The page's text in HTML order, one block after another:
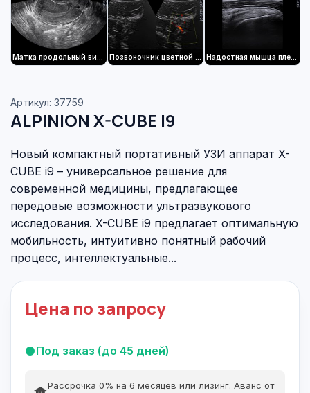
Артикул: 37759
ALPINION X-CUBE I9
Новый компактный портативный УЗИ аппарат X-
CUBE i9 – универсальное решение для
современной медицины, предлагающее
передовые возможности ультразвукового
исследования. X-CUBE i9 предлагает оптимальную
мобильность, интуитивно понятный рабочий
процесс, интеллектуальные...
Цена по запросу
Под заказ (до 45 дней)
Рассрочка 0% на 6 месяцев или лизинг. Аванс от